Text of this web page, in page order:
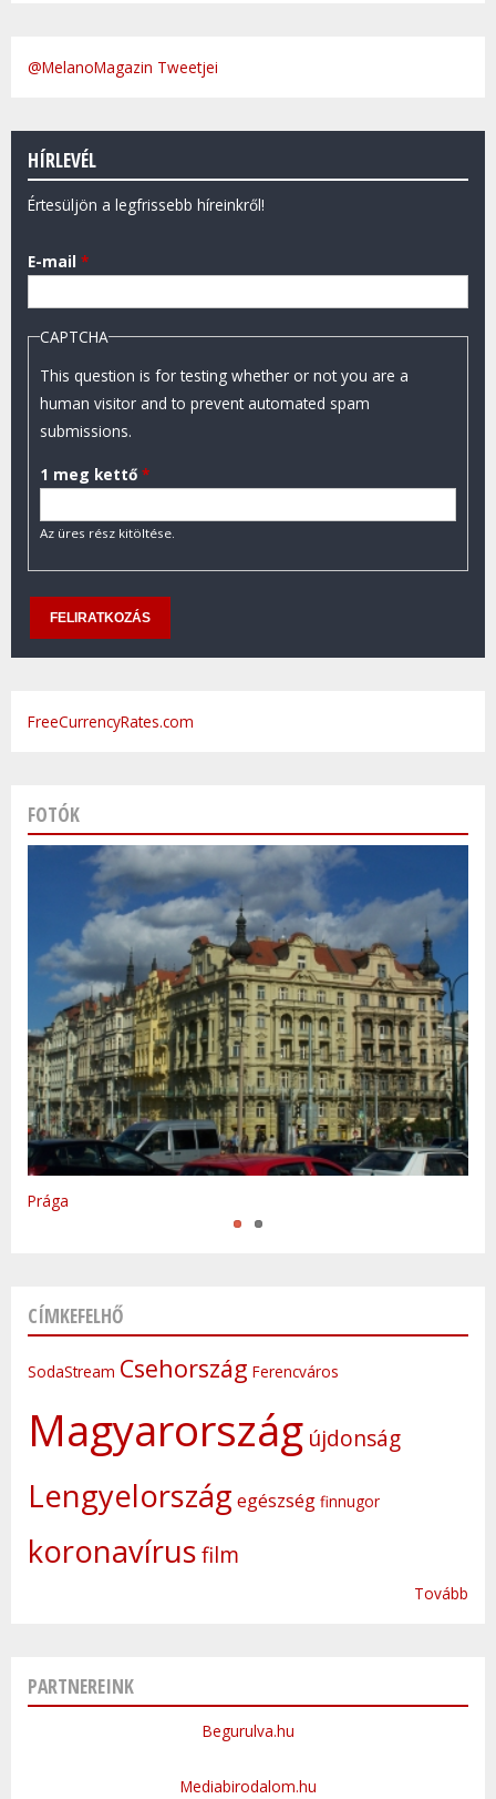
@MelanoMagazin Tweetjei
HÍRLEVÉL
Értesüljön a legfrissebb híreinkről!
E-mail *
CAPTCHA
This question is for testing whether or not you are a
human visitor and to prevent automated spam
submissions.
1 meg kettő *
Az üres rész kitöltése.
FreeCurrencyRates.com
FOTÓK
Prága
Varsó
CÍMKEFELHŐ
SodaStream Csehország Ferencváros
Magyarország újdonság
Lengyelország egészség finnugor
koronavírusfilm
Tovább
PARTNEREINK
Begurulva.hu
Mediabirodalom.hu